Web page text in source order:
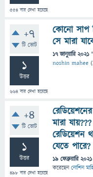
554 বার দেখা হয়েছে
+7
টি ভোট
1
উত্তর
664 বার দেখা হয়েছে
কোনো সাপ
সে মারা
17 জানুয়ারি 2021 "
noshin mahee (
+4
টি ভোট
1
উত্তর
498 বার দেখা হয়েছে
মারা
রেডিয়েশন
যেতে পারে?
19 ফেব্রুয়ারি 2021
করেছেননোশিন